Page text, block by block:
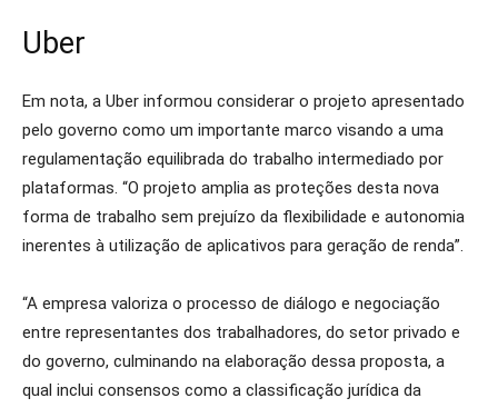
Uber
Em nota, a Uber informou considerar o projeto apresentado
pelo governo como um importante marco visando a uma
regulamentação equilibrada do trabalho intermediado por
plataformas. “O projeto amplia as proteções desta nova
forma de trabalho sem prejuízo da flexibilidade e autonomia
inerentes à utilização de aplicativos para geração de renda”.
“A empresa valoriza o processo de diálogo e negociação
entre representantes dos trabalhadores, do setor privado e
do governo, culminando na elaboração dessa proposta, a
qual inclui consensos como a classificação jurídica da